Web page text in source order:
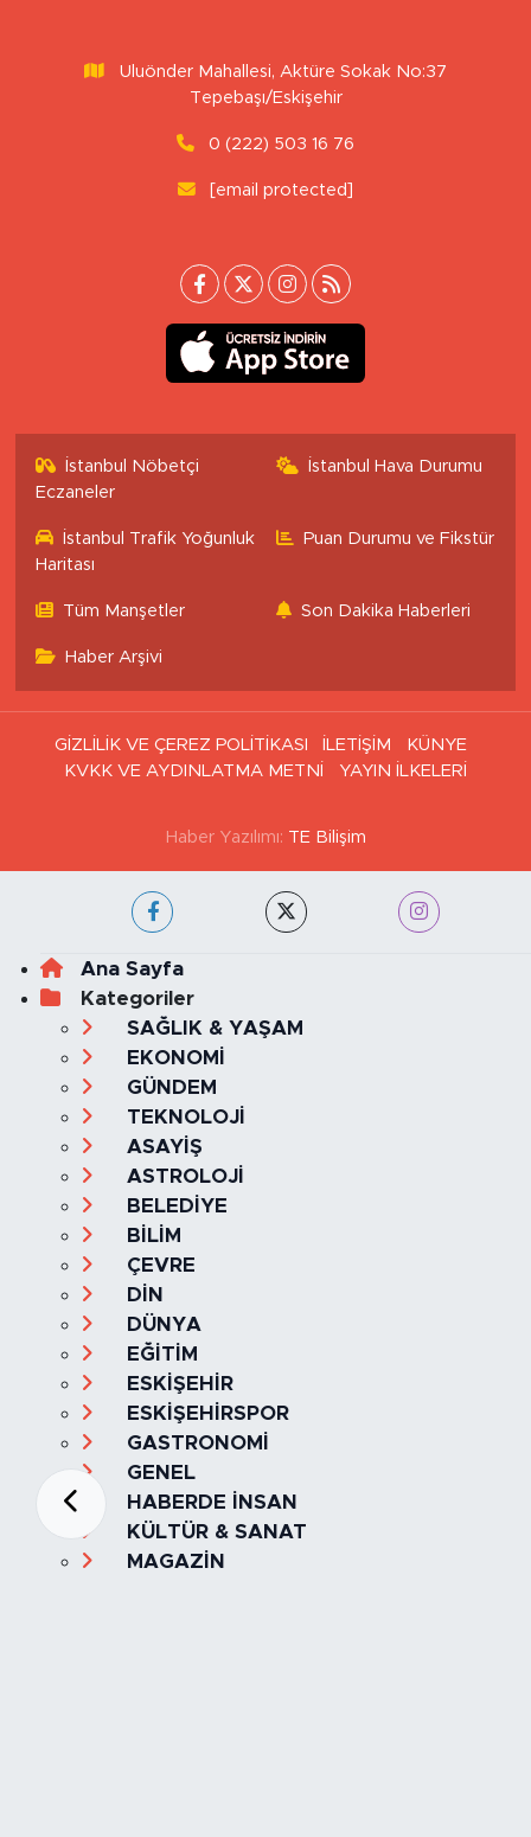
Uluönder Mahallesi, Aktüre Sokak No:37
Tepebaşı/Eskişehir
0 (222) 503 16 76
[email protected]
İstanbul Nöbetçi
Eczaneler
İstanbul Hava Durumu
İstanbul Trafik Yoğunluk
Haritası
Puan Durumu ve Fikstür
Tüm Manşetler Son Dakika Haberleri
Haber Arşivi
GİZLİLİK VE ÇEREZ POLİTİKASI İLETİŞİM
KÜNYE
KVKK VE AYDINLATMA METNİ
YAYIN İLKELERİ
Haber Yazılımı: TE Bilişim
Ana Sayfa
Kategoriler
SAĞLIK & YAŞAM
EKONOMİ
GÜNDEM
TEKNOLOJİ
ASAYİŞ
ASTROLOJİ
BELEDİYE
BİLİM
ÇEVRE
DİN
DÜNYA
EĞİTİM
ESKİŞEHİR
ESKİŞEHİRSPOR
GASTRONOMİ
GENEL
HABERDE İNSAN
KÜLTÜR & SANAT
MAGAZİN